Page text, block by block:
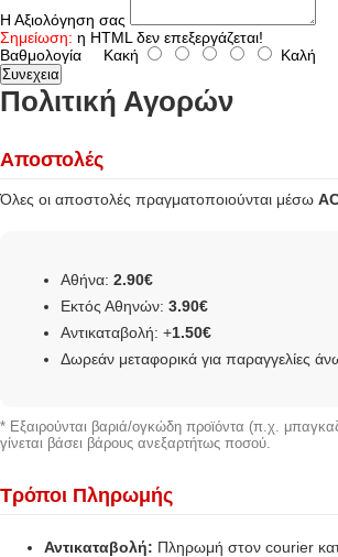
Η Αξιολόγηση σας
Σημείωση: η HTML δεν επεξεργάζεται!
Βαθμολογία Κακή Καλή
Συνεχεια
Πολιτική Αγορών
Αποστολές
Όλες οι αποστολές πραγματοποιούνται μέσω
Αθήνα: 2.90€
Εκτός Αθηνών: 3.90€
Αντικαταβολή: +1.50€
Δωρεάν μεταφορικά για παραγγελίες
* Εξαιρούνται βαριά/ογκώδη προϊόντα (π.χ.
γίνεται βάσει βάρους ανεξαρτήτως ποσού.
Τρόποι Πληρωμής
Αντικαταβολή: Πληρωμή στον courier